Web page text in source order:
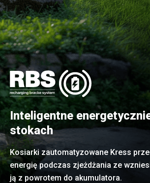
Inteligentne
stokach
Kosiarki zautomatyzowane Kress
energię podczas zjeżdżania ze
ją z powrotem do akumulatora.